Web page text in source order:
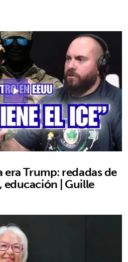
play_arrow
era Trump: redadas de
educación | Guille